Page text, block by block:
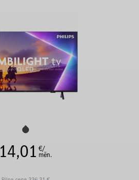
14,01 €/
mēn.